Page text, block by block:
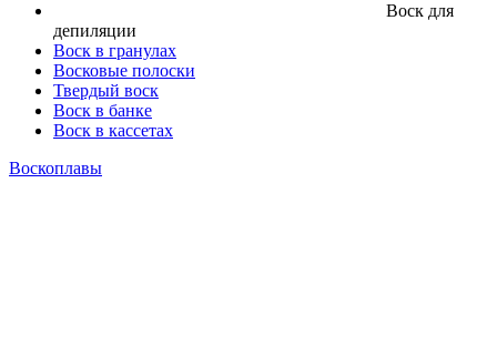
Воск для
депиляции
Воск в гранулах
Восковые полоски
Твердый воск
Воск в банке
Воск в кассетах
Воскоплавы